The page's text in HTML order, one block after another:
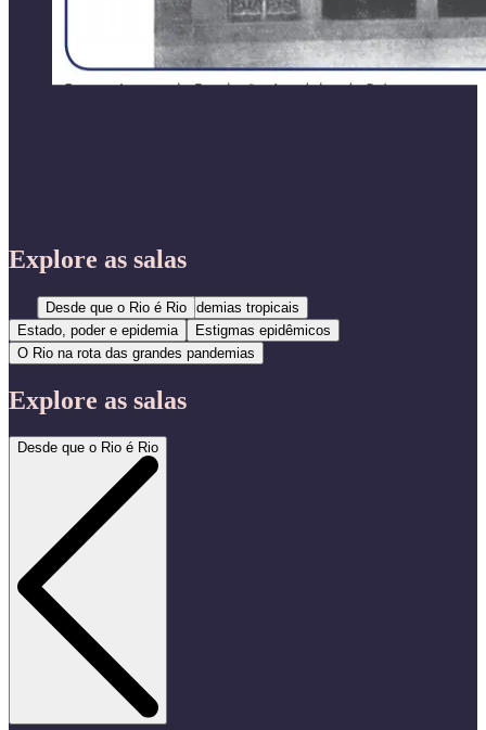
Explore as salas
Desde que o Rio é RioEpidemias tropicais
Estado, poder e epidemia
Estigmas epidêmicos
O Rio na rota das grandes pandemias
Explore as salas
Desde que o Rio é Rio